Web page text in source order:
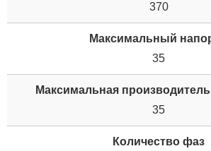
370
Максимальный
35
Максимальная
35
Количество фаз